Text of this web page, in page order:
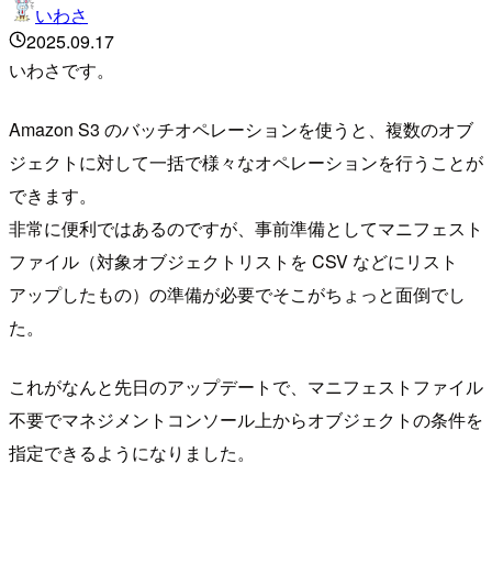
いわさ
2025.09.17
いわさです。
Amazon S3 のバッチオペレーションを使うと、複数のオブ
ジェクトに対して一括で様々なオペレーションを行うことが
できます。
非常に便利ではあるのですが、事前準備としてマニフェスト
ファイル（対象オブジェクトリストを CSV などにリスト
アップしたもの）の準備が必要でそこがちょっと面倒でし
た。
これがなんと先日のアップデートで、マニフェストファイル
不要でマネジメントコンソール上からオブジェクトの条件を
指定できるようになりました。